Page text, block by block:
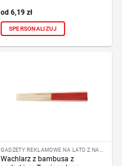
6,19zł
SPERSONALIZUJ
GADŻETY REKLAMOWE NA LATO Z NADRUKIEM LOGO
Wachlarz z bambusa z